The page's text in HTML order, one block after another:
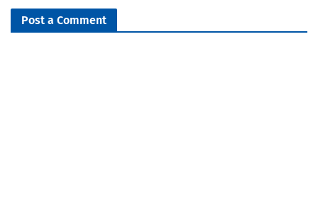
Post a Comment